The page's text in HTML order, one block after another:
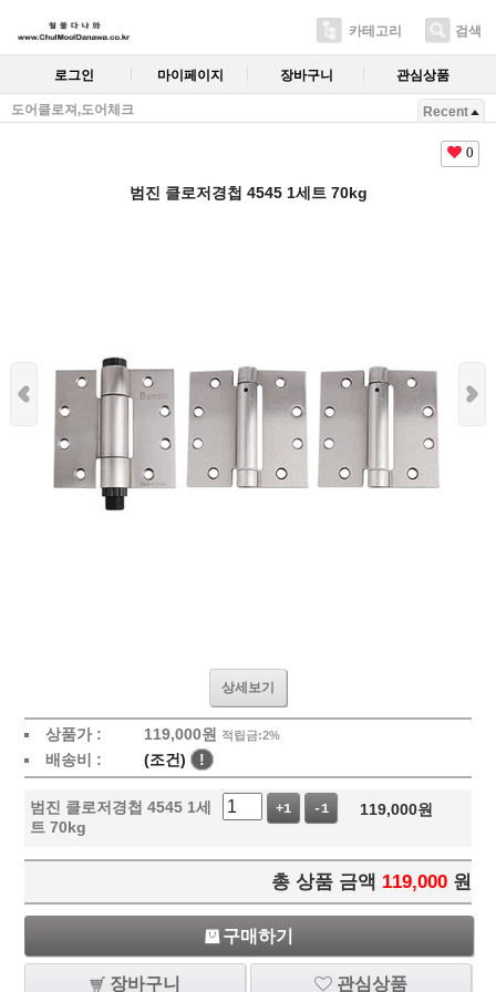
카테고리 검색
로그인 마이페이지 장바구니 관심상품
도어클로져,도어체크 Recent
0
범진 클로저경첩 4545 1세트 70kg
상세보기
상품가 : 119,000원 적립금:2%
배송비 : (조건) !
범진 클로저경첩 4545 1세
트 70kg
+1 -1 119,000원
총 상품 금액 119,000 원
구매하기
장바구니 관심상품